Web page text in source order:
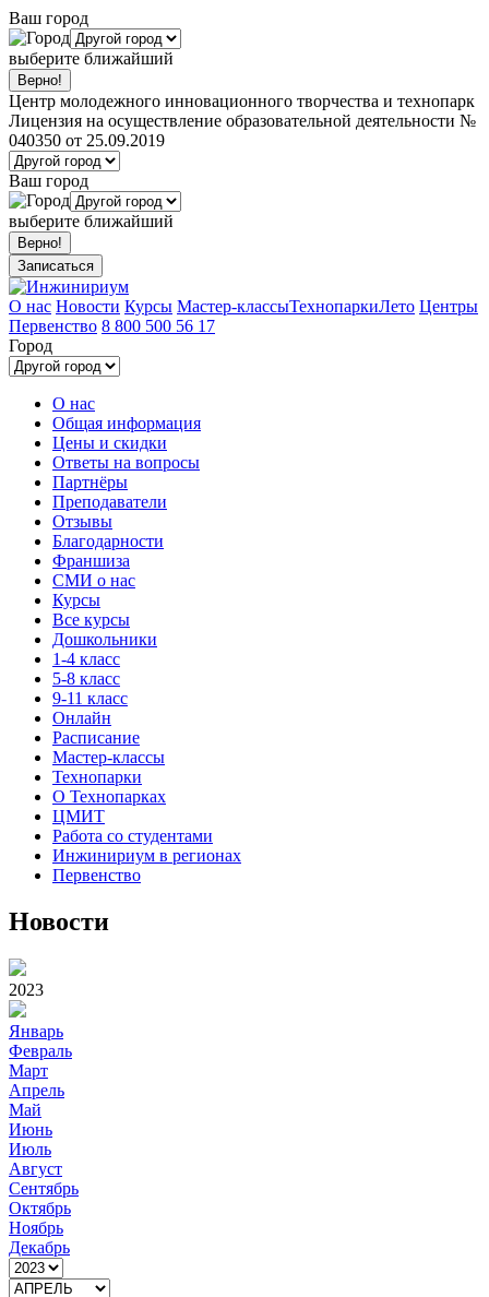
Ваш город
выберите ближайший
Центр молодежного инновационного творчества и технопарк
Лицензия на осуществление образовательной деятельности №
040350 от 25.09.2019
Ваш город
выберите ближайший
Записаться
О нас Новости Курсы Мастер-классыТехнопаркиЛето Центры
Первенство 8 800 500 56 17
Город
О нас
Общая информация
Цены и скидки
Ответы на вопросы
Партнёры
Преподаватели
Отзывы
Благодарности
Франшиза
СМИ о нас
Курсы
Все курсы
Дошкольники
1-4 класс
5-8 класс
9-11 класс
Онлайн
Расписание
Мастер-классы
Технопарки
О Технопарках
ЦМИТ
Работа со студентами
Инжинириум в регионах
Первенство
Новости
2023
Январь
Февраль
Март
Апрель
Май
Июнь
Июль
Август
Сентябрь
Октябрь
Ноябрь
Декабрь